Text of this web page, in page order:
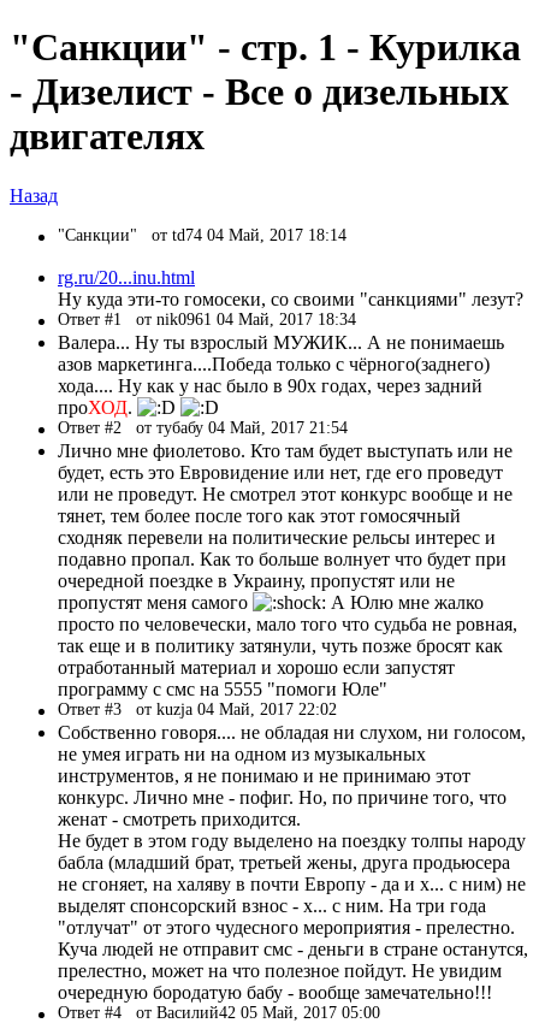
"Санкции" - стр. 1 - Курилка
- Дизелист - Все о дизельных
двигателях
Назад
"Санкции" от td74 04 Май, 2017 18:14
rg.ru/20...inu.html
Ну куда эти-то гомосеки, со своими "санкциями" лезут?
Ответ #1 от nik0961 04 Май, 2017 18:34
Валера... Ну ты взрослый МУЖИК... А не понимаешь
азов маркетинга....Победа только с чёрного(заднего)
хода.... Ну как у нас было в 90х годах, через задний
проХОД.
Ответ #2 от тубабу 04 Май, 2017 21:54
Лично мне фиолетово. Кто там будет выступать или не
будет, есть это Евровидение или нет, где его проведут
или не проведут. Не смотрел этот конкурс вообще и не
тянет, тем более после того как этот гомосячный
сходняк перевели на политические рельсы интерес и
подавно пропал. Как то больше волнует что будет при
очередной поездке в Украину, пропустят или не
пропустят меня самого
А Юлю мне жалко
просто по человечески, мало того что судьба не ровная,
так еще и в политику затянули, чуть позже бросят как
отработанный материал и хорошо если запустят
программу с смс на 5555 "помоги Юле"
Ответ #3 от kuzja 04 Май, 2017 22:02
Собственно говоря.... не обладая ни слухом, ни голосом,
не умея играть ни на одном из музыкальных
инструментов, я не понимаю и не принимаю этот
конкурс. Лично мне - пофиг. Но, по причине того, что
женат - смотреть приходится.
Не будет в этом году выделено на поездку толпы народу
бабла (младший брат, третьей жены, друга продьюсера
не сгоняет, на халяву в почти Европу - да и х... с ним) не
выделят спонсорский взнос - х... с ним. На три года
"отлучат" от этого чудесного мероприятия - прелестно.
Куча людей не отправит смс - деньги в стране останутся,
прелестно, может на что полезное пойдут. Не увидим
очередную бородатую бабу - вообще замечательно!!!
Ответ #4 от Василий42 05 Май, 2017 05:00